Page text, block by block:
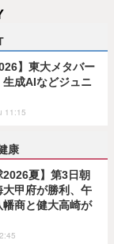
】東大メタバー
生成AIなどジュニ
11:15
康
2026夏】第3日朝
大甲府が勝利、午
幡商と健大高崎が